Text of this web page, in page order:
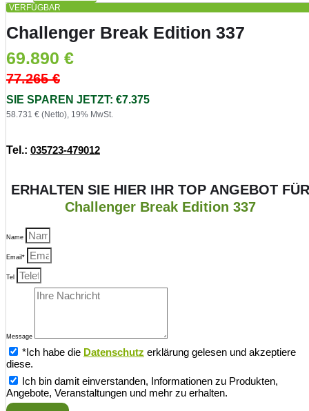
VERFÜGBAR
Challenger Break Edition 337
69.890 €
77.265€
SIE SPAREN JETZT: €7.375
58.731 € (Netto), 19% MwSt.
Tel.: 035723-479012
ERHALTEN SIE HIER IHR TOP ANGEBOT FÜR
Challenger Break Edition 337
Name
Email*
Tel
Message
*Ich habe die Datenschutz erklärung gelesen und akzeptiere
diese.
Ich bin damit einverstanden, Informationen zu Produkten,
Angebote, Veranstaltungen und mehr zu erhalten.